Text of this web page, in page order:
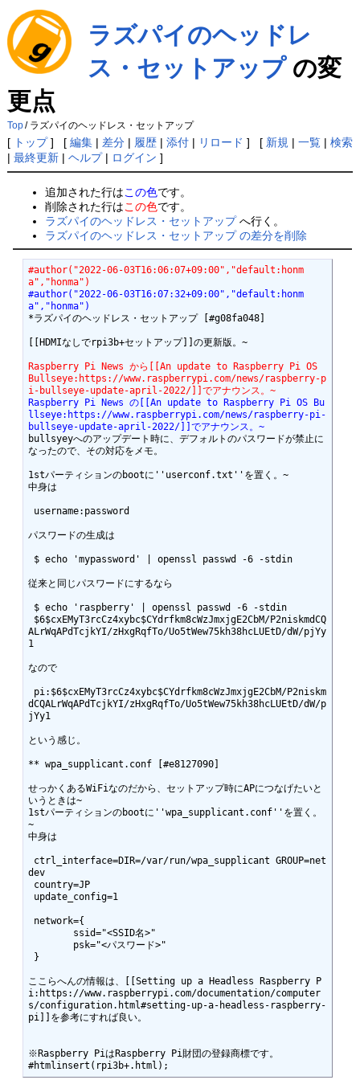
ラズパイのヘッドレ
ス・セットアップの変
更点
Top/ ラズパイのヘッドレス・セットアップ
[ トップ] [ 編集| 差分| 履歴| 添付| リロード ] [ 新規 | 一覧| 検索
| 最終更新| ヘルプ| ログイン ]
追加された行はこの色です。
削除された行はこの色です。
ラズパイのヘッドレス・セットアップへ行く。
ラズパイのヘッドレス・セットアップ の差分を削除
#author("2022-06-03T16:06:07+09:00","default:honm
a","honma")
#author("2022-06-03T16:07:32+09:00","default:honm
a","honma")
*ラズパイのヘッドレス・セットアップ [#g08fa048]
[[HDMIなしでrpi3b+セットアップ]]の更新版。~
Raspberry Pi News から[[An update to Raspberry Pi OS
Bullseye:https://www.raspberrypi.com/news/raspberry-p
i-bullseye-update-april-2022/]]でアナウンス。~
Raspberry Pi News の[[An update to Raspberry Pi OS Bu
llseye:https://www.raspberrypi.com/news/raspberry-pi-
bullseye-update-april-2022/]]でアナウンス。~
bullsyeyへのアップデート時に、デフォルトのパスワードが禁止に
なったので、その対応をメモ。
1stパーティションのbootに''userconf.txt''を置く。~
中身は
パスワードの生成は
従来と同じパスワードにするなら
ALrWqAPdTcjkYI/zHxgRqfTo/Uo5tWew75kh38hcLUEtD/dW/pjYy
1
なので
dCQALrWqAPdTcjkYI/zHxgRqfTo/Uo5tWew75kh38hcLUEtD/dW/p
jYy1
という感じ。
** wpa_supplicant.conf [#e8127090]
せっかくあるWiFiなのだから、セットアップ時にAPにつなげたいと
いうときは~
1stパーティションのbootに''wpa_supplicant.conf''を置く。
~
中身は
dev
ここらへんの情報は、[[Setting up a Headless Raspberry P
i:https://www.raspberrypi.com/documentation/computer
s/configuration.html#setting-up-a-headless-raspberry-
pi]]を参考にすれば良い。
※Raspberry PiはRaspberry Pi財団の登録商標です。